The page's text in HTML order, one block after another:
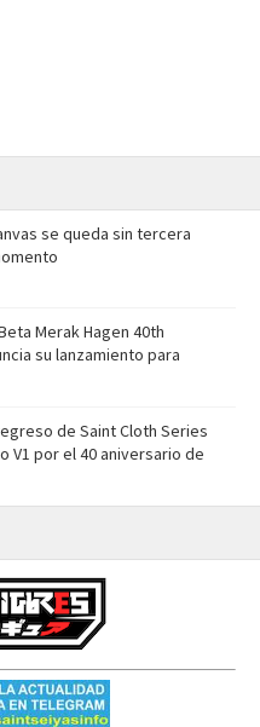
se queda sin tercera
Merak Hagen 40th
su lanzamiento para
de Saint Cloth Series
V1 por el 40 aniversario de